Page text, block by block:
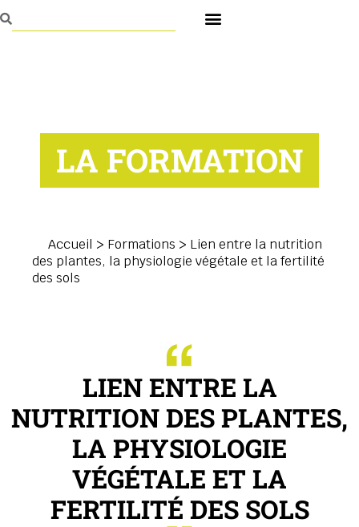
LA FORMATION
Accueil > Formations > Lien entre la nutrition
des plantes, la physiologie végétale et la fertilité
des sols
LIEN ENTRE LA
NUTRITION DES PLANTES,
LA PHYSIOLOGIE
VÉGÉTALE ET LA
FERTILITÉ DES SOLS